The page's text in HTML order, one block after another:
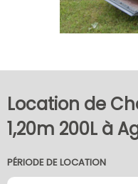
Location de
1,20m 200L à
PÉRIODE DE LOCATION